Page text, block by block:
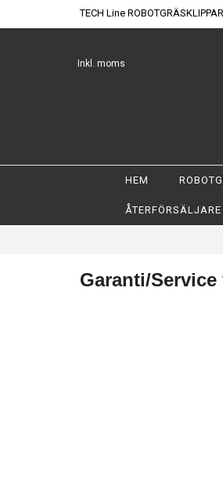
TECH Line
Inkl. moms
HEM
ÅTERFÖRSÄLJARE
Garanti/